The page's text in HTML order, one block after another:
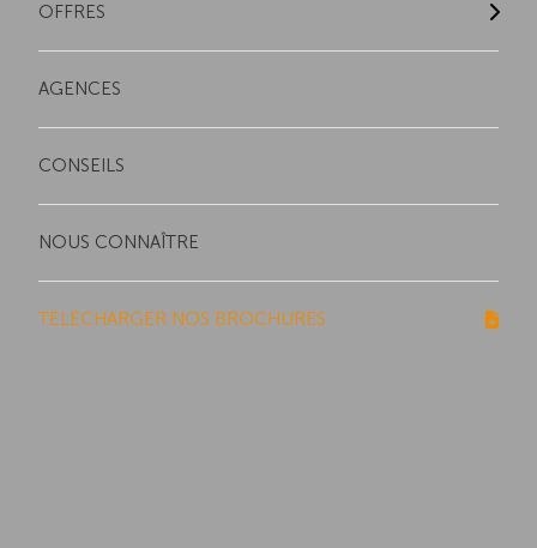
OFFRES
AGENCES
CONSEILS
NOUS CONNAÎTRE
TÉLÉCHARGER NOS BROCHURES